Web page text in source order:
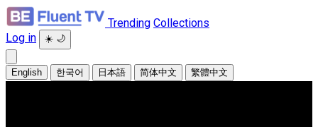
Trending Collections
Log in
☀️ 🌙
English 한국어 日本語 简体中文 繁體中文